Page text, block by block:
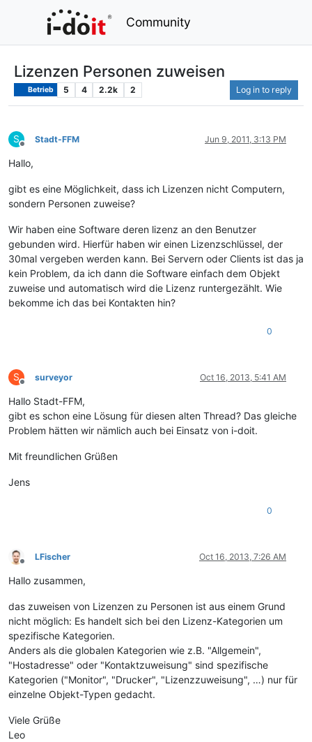
Community
Lizenzen Personen zuweisen
Betrieb 5 4 2.2k 2 Log in to reply
S
Offline
Stadt-FFM Jun 9, 2011, 3:13 PM
Hallo,
gibt es eine Möglichkeit, dass ich Lizenzen nicht Computern,
sondern Personen zuweise?
Wir haben eine Software deren lizenz an den Benutzer
gebunden wird. Hierfür haben wir einen Lizenzschlüssel, der
30mal vergeben werden kann. Bei Servern oder Clients ist das ja
kein Problem, da ich dann die Software einfach dem Objekt
zuweise und automatisch wird die Lizenz runtergezählt. Wie
bekomme ich das bei Kontakten hin?
0
S
Offline
surveyor Oct 16, 2013, 5:41 AM
Hallo Stadt-FFM,
gibt es schon eine Lösung für diesen alten Thread? Das gleiche
Problem hätten wir nämlich auch bei Einsatz von i-doit.
Mit freundlichen Grüßen
Jens
0
Offline
LFischer Oct 16, 2013, 7:26 AM
Hallo zusammen,
das zuweisen von Lizenzen zu Personen ist aus einem Grund
nicht möglich: Es handelt sich bei den Lizenz-Kategorien um
spezifische Kategorien.
Anders als die globalen Kategorien wie z.B. "Allgemein",
"Hostadresse" oder "Kontaktzuweisung" sind spezifische
Kategorien ("Monitor", "Drucker", "Lizenzzuweisung", …) nur für
einzelne Objekt-Typen gedacht.
Viele Grüße
Leo